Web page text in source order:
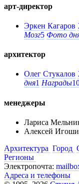
арт-директор
Эркен Кагаров
Мозг5 Фото
архитектор
Олег Стукалов
дня1 Награды
менеджеры
Лариса
Алексей
Архитектура Город
Регионы
Электропочта:
Адреса и телефоны